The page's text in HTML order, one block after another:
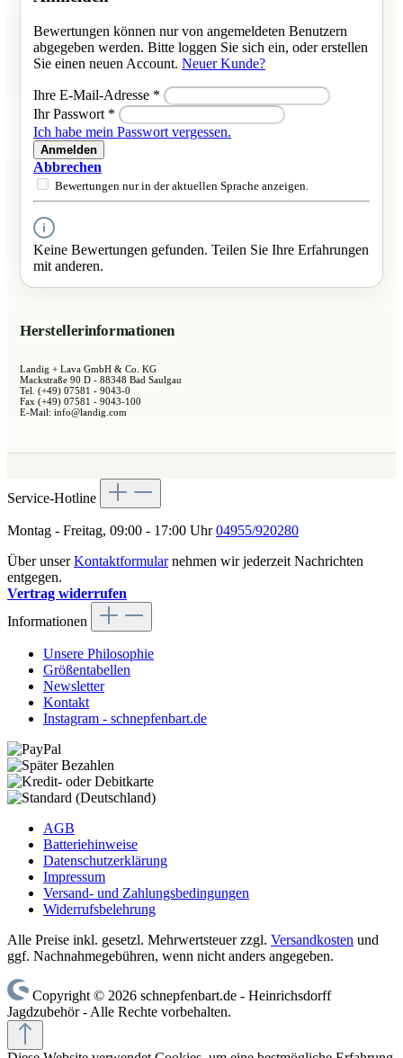
Bewertungen können nur von angemeldeten Benutzern
abgegeben werden. Bitte loggen Sie sich ein, oder erstellen
Sie einen neuen Account. Neuer Kunde?
Ihre E-Mail-Adresse *
Ihr Passwort *
Ich habe mein Passwort vergessen.
Anmelden
Abbrechen
Bewertungen nur in der aktuellen Sprache anzeigen.
Keine Bewertungen gefunden. Teilen Sie Ihre Erfahrungen
mit anderen.
Herstellerinformationen
Landig + Lava GmbH & Co. KG
Mackstraße 90 D - 88348 Bad Saulgau
Tel. (+49) 07581 - 9043-0
Fax (+49) 07581 - 9043-100
E-Mail: info@landig.com
Service-Hotline
Montag - Freitag, 09:00 - 17:00 Uhr04955/920280
Über unserKontaktformularnehmen wir jederzeit Nachrichten
entgegen.
Vertrag widerrufen
Informationen
Unsere Philosophie
Größentabellen
Newsletter
Kontakt
Instagram - schnepfenbart.de
AGB
Batteriehinweise
Datenschutzerklärung
Impressum
Versand- und Zahlungsbedingungen
Widerrufsbelehrung
Alle Preise inkl. gesetzl. Mehrwertsteuer zzgl. Versandkosten und
ggf. Nachnahmegebühren, wenn nicht anders angegeben.
Copyright © 2026 schnepfenbart.de - Heinrichsdorff
Jagdzubehör - Alle Rechte vorbehalten.